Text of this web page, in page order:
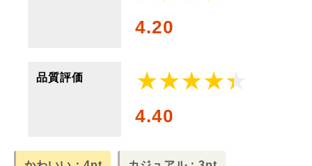
4.20
品質評価
4.40